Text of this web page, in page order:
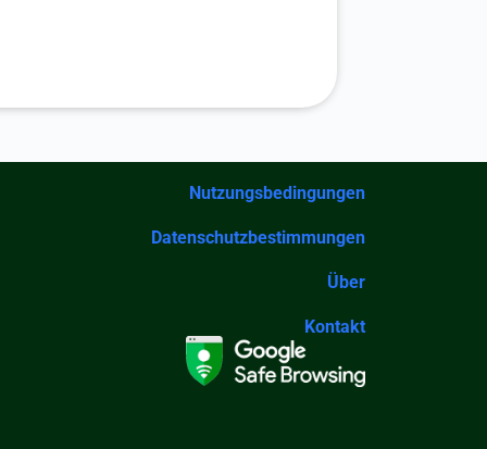
Nutzungsbedingungen
Datenschutzbestimmungen
Über
Kontakt